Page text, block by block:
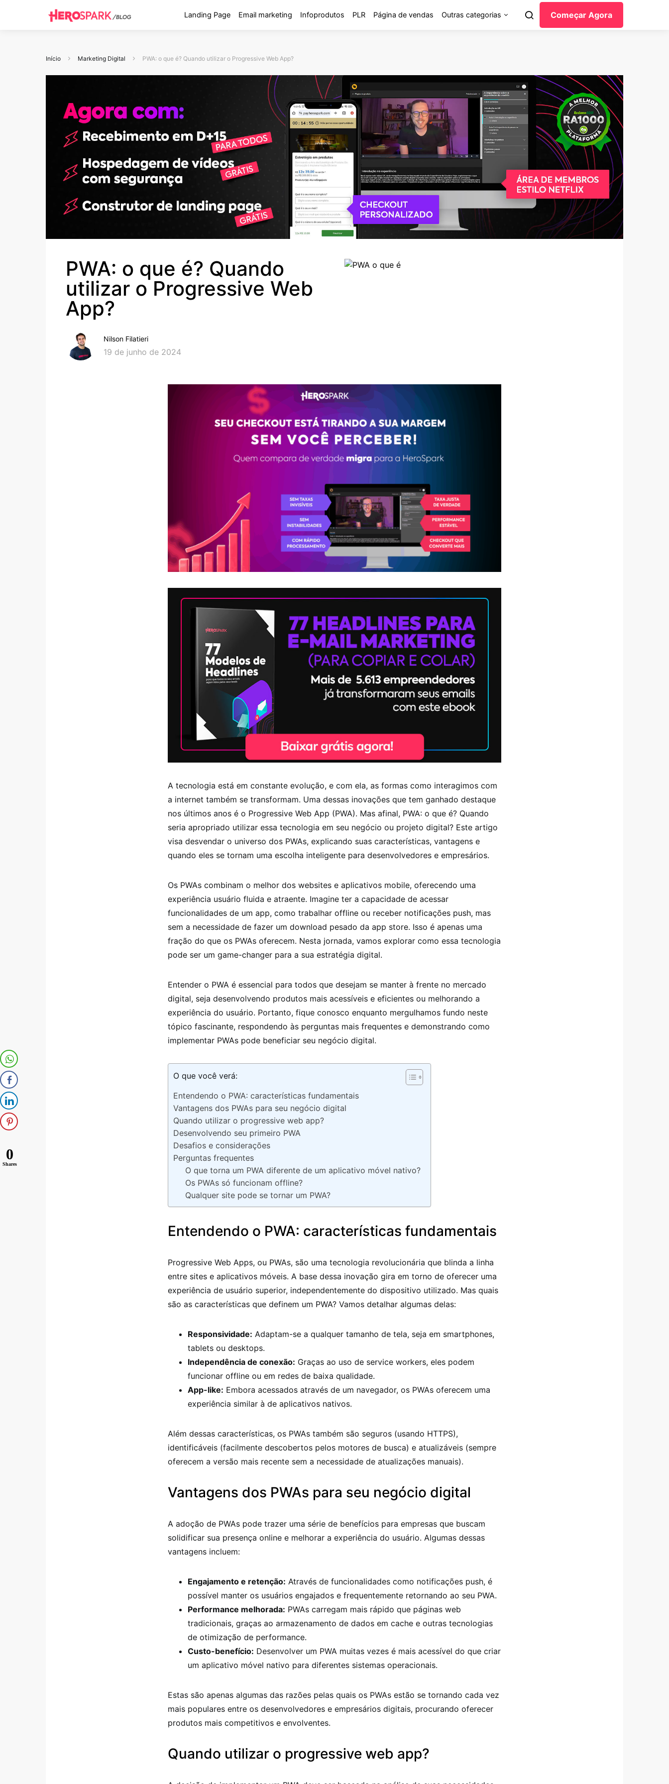
Landing Page Email marketing Infoprodutos PLR Página de vendas Outras categorias Começar Agora
Início Marketing Digital PWA: o que é? Quando utilizar o Progressive Web App?
PWA: o que é? Quando
utilizar o Progressive Web
App?
Nilson Filatieri
19 de junho de 2024
A tecnologia está em constante evolução, e com ela, as formas como interagimos com
a internet também se transformam. Uma dessas inovações que tem ganhado destaque
nos últimos anos é o Progressive Web App (PWA). Mas afinal, PWA: o que é? Quando
seria apropriado utilizar essa tecnologia em seu negócio ou projeto digital? Este artigo
visa desvendar o universo dos PWAs, explicando suas características, vantagens e
quando eles se tornam uma escolha inteligente para desenvolvedores e empresários.
Os PWAs combinam o melhor dos websites e aplicativos mobile, oferecendo uma
experiência usuário fluida e atraente. Imagine ter a capacidade de acessar
funcionalidades de um app, como trabalhar offline ou receber notificações push, mas
sem a necessidade de fazer um download pesado da app store. Isso é apenas uma
fração do que os PWAs oferecem. Nesta jornada, vamos explorar como essa tecnologia
pode ser um game-changer para a sua estratégia digital.
Entender o PWA é essencial para todos que desejam se manter à frente no mercado
digital, seja desenvolvendo produtos mais acessíveis e eficientes ou melhorando a
experiência do usuário. Portanto, fique conosco enquanto mergulhamos fundo neste
tópico fascinante, respondendo às perguntas mais frequentes e demonstrando como
implementar PWAs pode beneficiar seu negócio digital.
O que você verá:
Entendendo o PWA: características fundamentais
Vantagens dos PWAs para seu negócio digital
Quando utilizar o progressive web app?
Desenvolvendo seu primeiro PWA
Desafios e considerações
Perguntas frequentes
O que torna um PWA diferente de um aplicativo móvel nativo?
Os PWAs só funcionam offline?
Qualquer site pode se tornar um PWA?
Entendendo o PWA: características fundamentais
Progressive Web Apps, ou PWAs, são uma tecnologia revolucionária que blinda a linha
entre sites e aplicativos móveis. A base dessa inovação gira em torno de oferecer uma
experiência de usuário superior, independentemente do dispositivo utilizado. Mas quais
são as características que definem um PWA? Vamos detalhar algumas delas:
Responsividade: Adaptam-se a qualquer tamanho de tela, seja em smartphones,
tablets ou desktops.
Independência de conexão: Graças ao uso de service workers, eles podem
funcionar offline ou em redes de baixa qualidade.
App-like: Embora acessados através de um navegador, os PWAs oferecem uma
experiência similar à de aplicativos nativos.
Além dessas características, os PWAs também são seguros (usando HTTPS),
identificáveis (facilmente descobertos pelos motores de busca) e atualizáveis (sempre
oferecem a versão mais recente sem a necessidade de atualizações manuais).
Vantagens dos PWAs para seu negócio digital
A adoção de PWAs pode trazer uma série de benefícios para empresas que buscam
solidificar sua presença online e melhorar a experiência do usuário. Algumas dessas
vantagens incluem:
Engajamento e retenção: Através de funcionalidades como notificações push, é
possível manter os usuários engajados e frequentemente retornando ao seu PWA.
Performance melhorada: PWAs carregam mais rápido que páginas web
tradicionais, graças ao armazenamento de dados em cache e outras tecnologias
de otimização de performance.
Custo-benefício: Desenvolver um PWA muitas vezes é mais acessível do que criar
um aplicativo móvel nativo para diferentes sistemas operacionais.
Estas são apenas algumas das razões pelas quais os PWAs estão se tornando cada vez
mais populares entre os desenvolvedores e empresários digitais, procurando oferecer
produtos mais competitivos e envolventes.
Quando utilizar o progressive web app?
0
Shares